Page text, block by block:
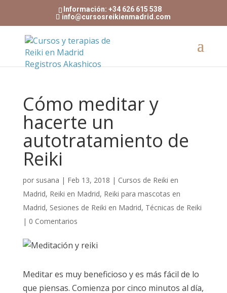
Información: +34 626 615 538
info@cursosreikienmadrid.com
Cómo meditar y
hacerte un
autotratamiento de
Reiki
por susana | Feb 13, 2018 | Cursos de Reiki en
Madrid, Reiki en Madrid, Reiki para mascotas en
Madrid, Sesiones de Reiki en Madrid, Técnicas de Reiki
| 0 Comentarios
Meditar es muy beneficioso y es más fácil de lo
que piensas. Comienza por cinco minutos al día,